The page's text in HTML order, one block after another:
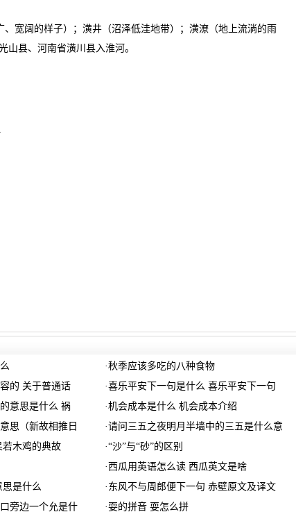
、宽阔的样子）；潢井（沼泽低洼地带）；潢潦（地上流淌的雨
山县、河南省潢川县入淮河。
·秋季应该多吃的八种食物
的 关于普通话 ·喜乐平安下一句是什么 喜乐平安下一句
意思是什么 祸 ·机会成本是什么 机会成本介绍
思（新故相推日 ·请问三五之夜明月半墙中的三五是什么意
木鸡的典故 ·“沙”与“砂”的区别
· 西瓜用英语怎么读 西瓜英文是啥
是什么 · 东风不与周郎便下一句 赤壁原文及译文
旁边一个允是什 ·耍的拼音 耍怎么拼